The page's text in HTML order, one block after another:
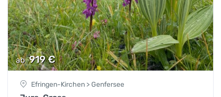
ab 919€
Efringen-Kirchen > Genfersee